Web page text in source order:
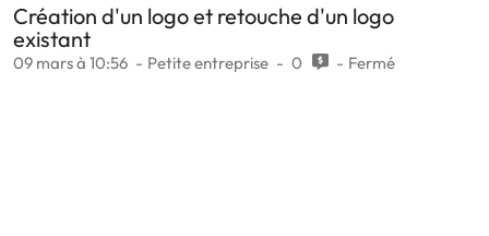
Création d'un logo et retouche d'un logo
existant
09 mars à 10:56 Petite entreprise 0 Fermé